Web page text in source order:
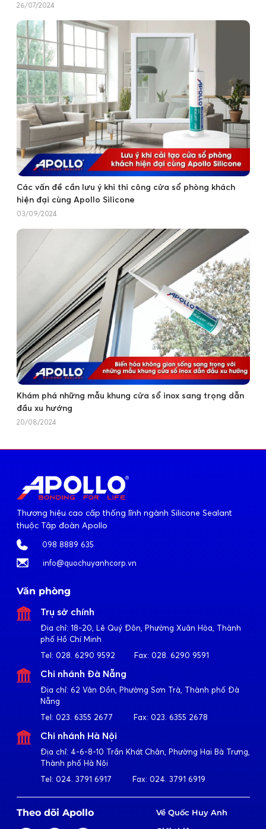
26/07/2024
Các vấn đề cần lưu ý khi thi công cửa sổ phòng khách
hiện đại cùng Apollo Silicone
03/09/2024
Khám phá những mẫu khung cửa sổ inox sang trọng dẫn
đầu xu hướng
20/08/2024
Thương hiệu cao cấp thống lĩnh ngành Silicone Sealant
thuộc Tập đoàn Apollo
098 8889 635
info@quochuyanhcorp.vn
Văn phòng
Trụ sở chính
Địa chỉ: 18-20, Lê Quý Đôn, Phường Xuân Hòa, Thành
phố Hồ Chí Minh
Tel: 028. 6290 9592 Fax: 028. 6290 9591
Chi nhánh Đà Nẵng
Địa chỉ: 62 Vân Đồn, Phường Sơn Trà, Thành phố Đà
Nẵng
Tel: 023. 6355 2677 Fax: 023. 6355 2678
Chi nhánh Hà Nội
Địa chỉ: 4-6-8-10 Trần Khát Chân, Phường Hai Bà Trưng,
Thành phố Hà Nội
Tel: 024. 3791 6917 Fax: 024. 3791 6919
Theo dõi Apollo
Về Quốc Huy Anh